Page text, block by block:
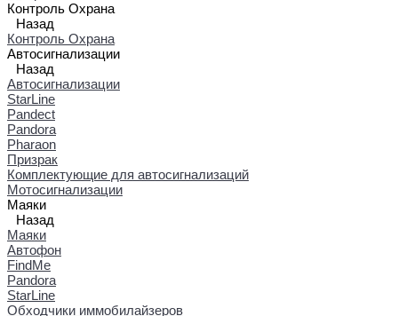
Контроль Охрана
Назад
Контроль Охрана
Автосигнализации
Назад
Автосигнализации
StarLine
Pandect
Pandora
Pharaon
Призрак
Комплектующие для автосигнализаций
Мотосигнализации
Маяки
Назад
Маяки
Автофон
FindMe
Pandora
StarLine
Обходчики иммобилайзеров